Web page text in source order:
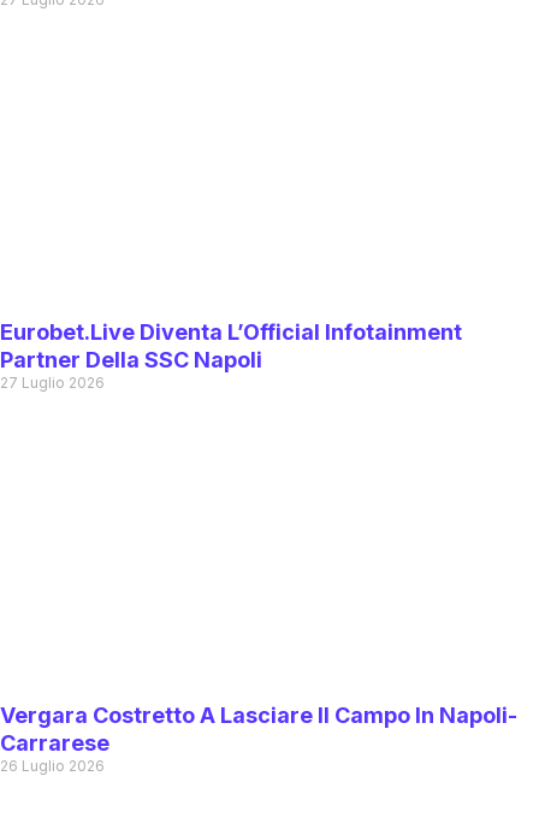
Eurobet.live Diventa L’Official Infotainment
Partner Della SSC Napoli
27 Luglio 2026
Vergara Costretto A Lasciare Il Campo In Napoli-
Carrarese
26 Luglio 2026